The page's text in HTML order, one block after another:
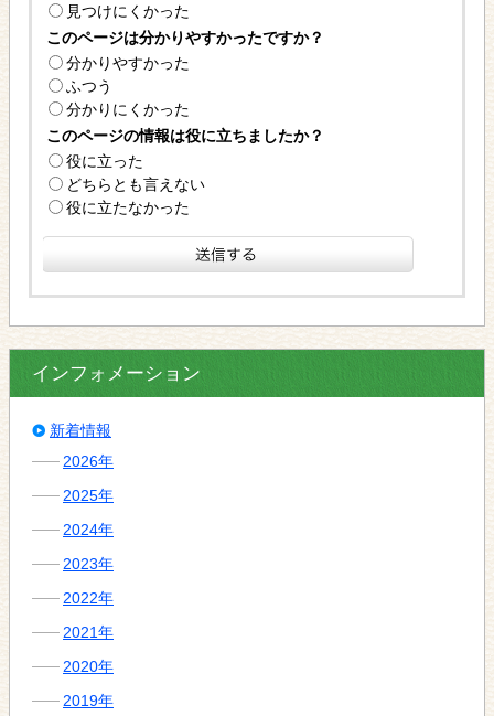
見つけにくかった
このページは分かりやすかったですか？
分かりやすかった
ふつう
分かりにくかった
このページの情報は役に立ちましたか？
役に立った
どちらとも言えない
役に立たなかった
インフォメーション
新着情報
2026年
2025年
2024年
2023年
2022年
2021年
2020年
2019年